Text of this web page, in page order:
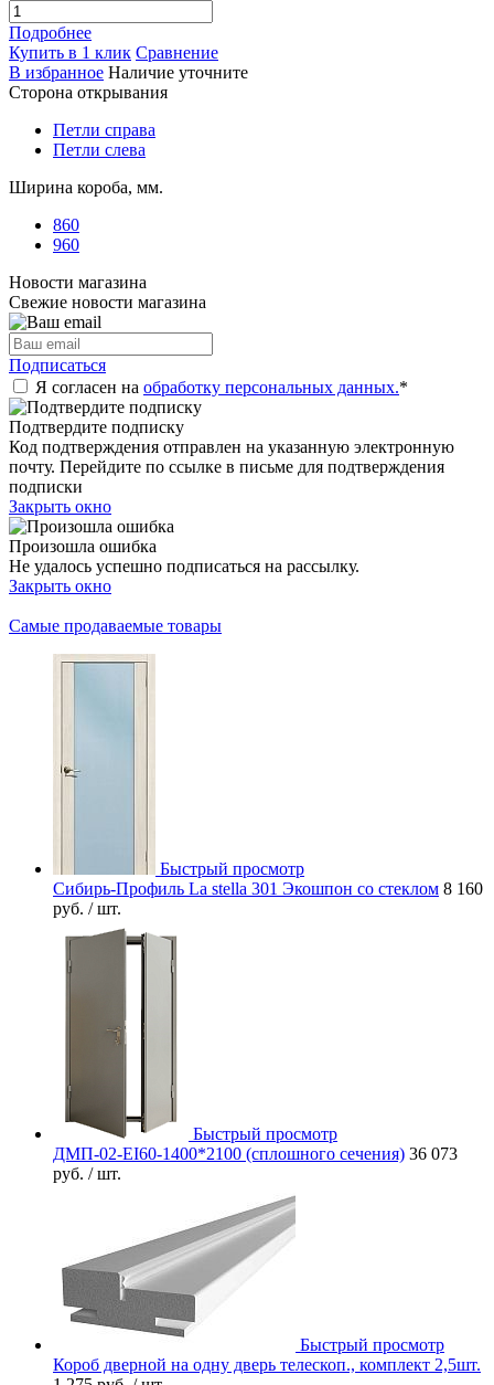
Подробнее
Купить в 1 клик Сравнение
В избранное Наличие уточните
Сторона открывания
Петли справа
Петли слева
Ширина короба, мм.
860
960
Новости магазина
Свежие новости магазина
Подписаться
Я согласен на обработку персональных данных.*
Подтвердите подписку
Код подтверждения отправлен на указанную электронную
почту. Перейдите по ссылке в письме для подтверждения
подписки
Закрыть окно
Произошла ошибка
Не удалось успешно подписаться на рассылку.
Закрыть окно
Самые продаваемые товары
Быстрый просмотр
Сибирь-Профиль La stella 301 Экошпон со стеклом 8 160
руб. / шт.
Быстрый просмотр
ДМП-02-EI60-1400*2100 (сплошного сечения) 36 073
руб. / шт.
Быстрый просмотр
Короб дверной на одну дверь телескоп., комплект 2,5шт.